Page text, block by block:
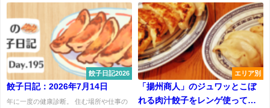
餃子日記2026
餃子日記：2026年7月14日
年に一度の健康診断。 住む場所や仕事の
エリア別
「揚州商人」のジュワッとこぼ
れる肉汁餃子をレンゲ使って堪